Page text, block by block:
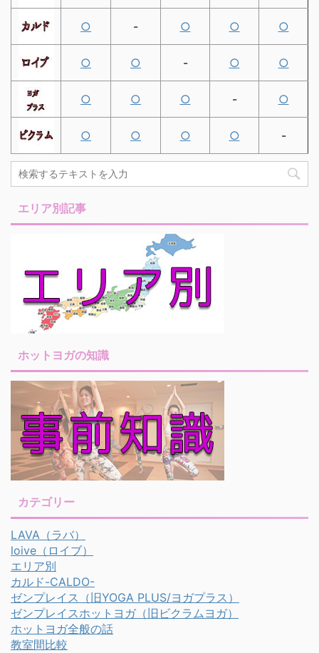
○ - ○ ○ ○
○ ○ - ○ ○
○ ○ ○ - ○
○ ○ ○ ○ -
エリア別記事
ホットヨガの知識
カテゴリー
LAVA（ラバ）
loive（ロイブ）
エリア別
カルド-CALDO-
ゼンプレイス（旧YOGA PLUS/ヨガプラス）
ゼンプレイスホットヨガ（旧ビクラムヨガ）
ホットヨガ全般の話
教室間比較